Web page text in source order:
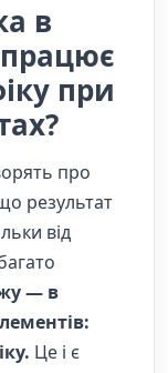
в
працює
при
про
результат
від
— в
Це і є